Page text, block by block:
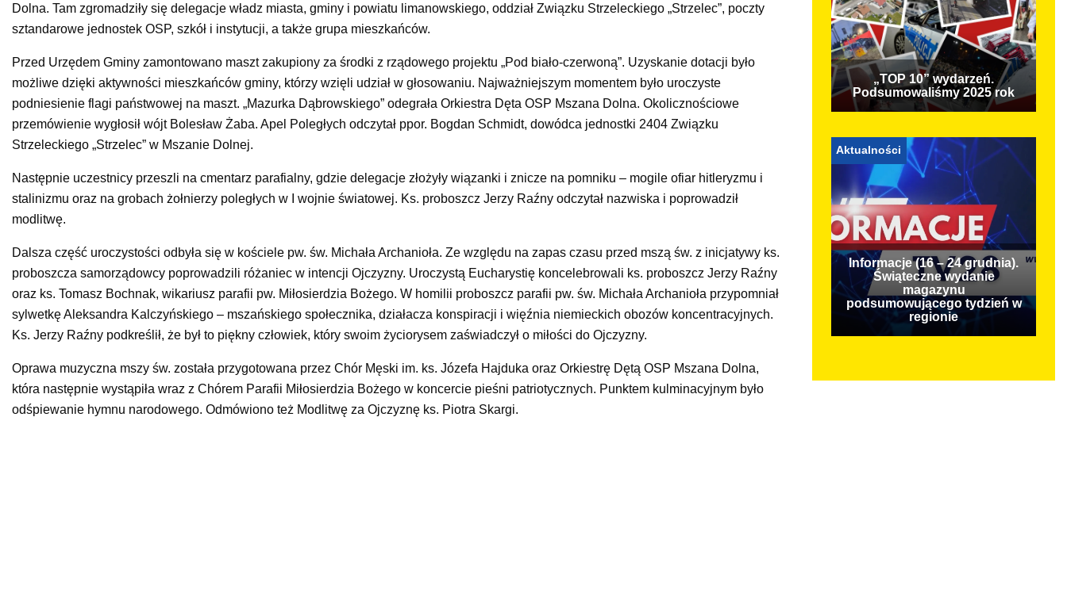
Dolna. Tam zgromadziły się delegacje władz miasta, gminy i powiatu limanowskiego, oddział Związku Strzeleckiego „Strzelec”, poczty
sztandarowe jednostek OSP, szkół i instytucji, a także grupa mieszkańców.
Przed Urzędem Gminy zamontowano maszt zakupiony za środki z rządowego projektu „Pod biało-czerwoną”. Uzyskanie dotacji było
możliwe dzięki aktywności mieszkańców gminy, którzy wzięli udział w głosowaniu. Najważniejszym momentem było uroczyste
podniesienie flagi państwowej na maszt. „Mazurka Dąbrowskiego” odegrała Orkiestra Dęta OSP Mszana Dolna. Okolicznościowe
przemówienie wygłosił wójt Bolesław Żaba. Apel Poległych odczytał ppor. Bogdan Schmidt, dowódca jednostki 2404 Związku
Strzeleckiego „Strzelec” w Mszanie Dolnej.
Następnie uczestnicy przeszli na cmentarz parafialny, gdzie delegacje złożyły wiązanki i znicze na pomniku – mogile ofiar hitleryzmu i
stalinizmu oraz na grobach żołnierzy poległych w I wojnie światowej. Ks. proboszcz Jerzy Raźny odczytał nazwiska i poprowadził
modlitwę.
Dalsza część uroczystości odbyła się w kościele pw. św. Michała Archanioła. Ze względu na zapas czasu przed mszą św. z inicjatywy ks.
proboszcza samorządowcy poprowadzili różaniec w intencji Ojczyzny. Uroczystą Eucharystię koncelebrowali ks. proboszcz Jerzy Raźny
oraz ks. Tomasz Bochnak, wikariusz parafii pw. Miłosierdzia Bożego. W homilii proboszcz parafii pw. św. Michała Archanioła przypomniał
sylwetkę Aleksandra Kalczyńskiego – mszańskiego społecznika, działacza konspiracji i więźnia niemieckich obozów koncentracyjnych.
Ks. Jerzy Raźny podkreślił, że był to piękny człowiek, który swoim życiorysem zaświadczył o miłości do Ojczyzny.
Oprawa muzyczna mszy św. została przygotowana przez Chór Męski im. ks. Józefa Hajduka oraz Orkiestrę Dętą OSP Mszana Dolna,
która następnie wystąpiła wraz z Chórem Parafii Miłosierdzia Bożego w koncercie pieśni patriotycznych. Punktem kulminacyjnym było
odśpiewanie hymnu narodowego. Odmówiono też Modlitwę za Ojczyznę ks. Piotra Skargi.
„TOP 10” wydarzeń.
Podsumowaliśmy 2025 rok
Aktualności
Informacje (16 – 24 grudnia).
Świąteczne wydanie
magazynu
podsumowującego tydzień w
regionie